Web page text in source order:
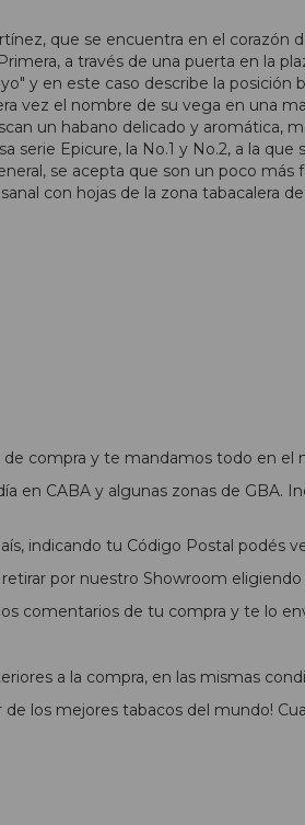
que se encuentra en el corazón
a través de una puerta en la
y en este caso describe la posición
vez el nombre de su vega en una
un habano delicado y aromática,
serie Epicure, la No.1 y No.2, a la
se acepta que son un poco
con hojas de la zona tabacalera
compra y te mandamos todo en el
en CABA y algunas zonas de GBA.
indicando tu Código Postal podés
por nuestro Showroom
comentarios de tu compra y te lo
a la compra, en las mismas
los mejores tabacos del mundo!